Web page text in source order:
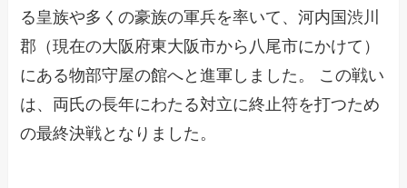
る皇族や多くの豪族の軍兵を率いて、河内国渋川
郡（現在の大阪府東大阪市から八尾市にかけて）
にある物部守屋の館へと進軍しました。 この戦い
は、両氏の長年にわたる対立に終止符を打つため
の最終決戦となりました。